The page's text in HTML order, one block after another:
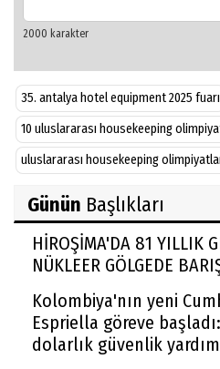
35. antalya hotel equipment 2025 fuarı
10 uluslararası housekeeping
uluslararası housekeeping
Günün Başlıkları
HİROŞİMA'DA 81 YILLIK
NÜKLEER GÖLGEDE
Kolombiya'nın yeni
Espriella göreve
dolarlık güvenlik